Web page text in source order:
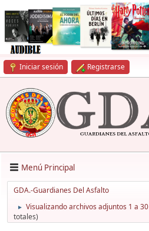
Iniciar sesión Registrarse
Menú Principal
GDA.-Guardianes Del Asfalto
► Visualizando archivos adjuntos 1 a 30
totales)